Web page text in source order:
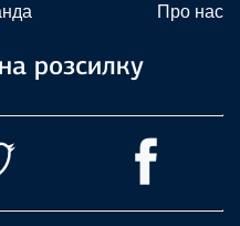
Про нас
розсилку